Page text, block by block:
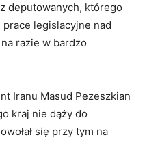
deputowanych, którego
prace legislacyjne nad
razie w bardzo
Iranu Masud Pezeszkian
kraj nie dąży do
się przy tym na